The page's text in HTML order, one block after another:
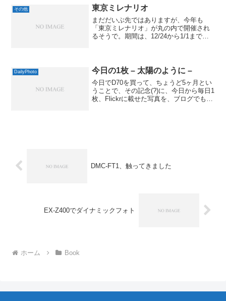
料】デジタルスチルカ...
その他 東京ミレナリオ
まだだいぶ先ではありますが、今年も
「東京ミレナリオ」が丸の内で開催され
るそうで。期間は、12/24から1/1まで
した「スヌーピー ...
DailyPhoto 今日の1枚 – 太陽のように –
今日でD70を買って、ちょうど5ヶ月とい
うことで、その記念(?)に、今日から毎日1
枚、Flickrに載せた写真を、ブログでも紹
DMC-FT1、触ってきました
EX-Z400でダイナミックフォト
ホーム Book